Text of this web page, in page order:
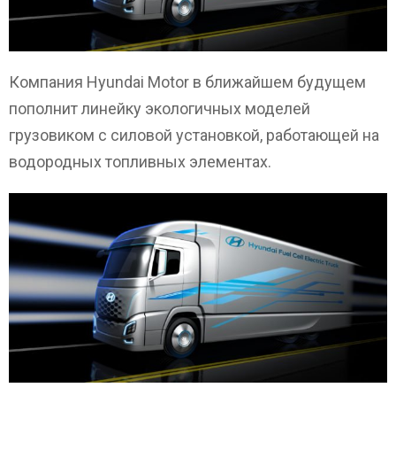
Компания Hyundai Motor в ближайшем будущем
пополнит линейку экологичных моделей
грузовиком с силовой установкой, работающей на
водородных топливных элементах.